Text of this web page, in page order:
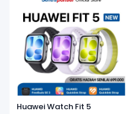
Huawei Watch Fit 5